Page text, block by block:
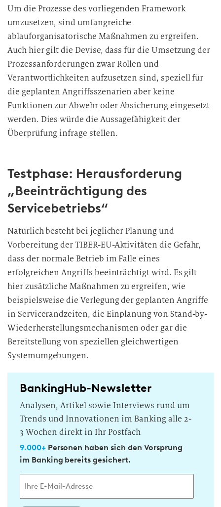
Um die Prozesse des vorliegenden Framework
umzusetzen, sind umfangreiche
ablauforganisatorische Maßnahmen zu ergreifen.
Auch hier gilt die Devise, dass für die Umsetzung der
Prozessanforderungen zwar Rollen und
Verantwortlichkeiten aufzusetzen sind, speziell für
die geplanten Angriffsszenarien aber keine
Funktionen zur Abwehr oder Absicherung eingesetzt
werden. Dies würde die Aussagefähigkeit der
Überprüfung infrage stellen.
Testphase: Herausforderung
„Beeinträchtigung des
Servicebetriebs“
Natürlich besteht bei jeglicher Planung und
Vorbereitung der TIBER-EU-Aktivitäten die Gefahr,
dass der normale Betrieb im Falle eines
erfolgreichen Angriffs beeinträchtigt wird. Es gilt
hier zusätzliche Maßnahmen zu ergreifen, wie
beispielsweise die Verlegung der geplanten Angriffe
in Servicerandzeiten, die Einplanung von Stand-by-
Wiederherstellungsmechanismen oder gar die
Bereitstellung von speziellen gleichwertigen
Systemumgebungen.
BankingHub-Newsletter
Analysen, Artikel sowie Interviews rund um
Trends und Innovationen im Banking alle 2-
3 Wochen direkt in Ihr Postfach
9.000+Personen haben sich den Vorsprung
im Banking bereits gesichert.